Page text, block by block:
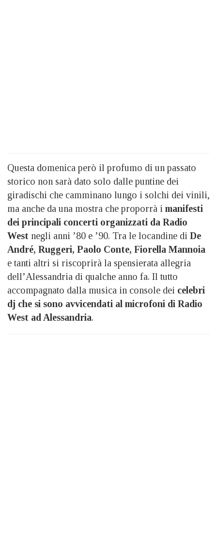
Questa domenica però il profumo di un passato
storico non sarà dato solo dalle puntine dei
giradischi che camminano lungo i solchi dei vinili,
ma anche da una mostra che proporrà i manifesti
dei principali concerti organizzati da Radio
West negli anni ’80 e ’90. Tra le locandine di De
André, Ruggeri, Paolo Conte, Fiorella Mannoia
e tanti altri si riscoprirà la spensierata allegria
dell’Alessandria di qualche anno fa. Il tutto
accompagnato dalla musica in console dei celebri
dj che si sono avvicendati al microfoni di Radio
West ad Alessandria.